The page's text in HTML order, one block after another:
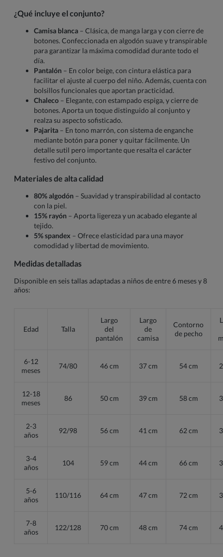
¿Qué incluye el conjunto?
Camisa blanca – Clásica, de manga larga y con cierre de
botones. Confeccionada en algodón suave y transpirable
para garantizar la máxima comodidad durante todo el
día.
Pantalón – En color beige, con cintura elástica para
facilitar el ajuste al cuerpo del niño. Además, cuenta con
bolsillos funcionales que aportan practicidad.
Chaleco – Elegante, con estampado espiga, y cierre de
botones. Aporta un toque distinguido al conjunto y
realza su aspecto sofisticado.
Pajarita – En tono marrón, con sistema de enganche
mediante botón para poner y quitar fácilmente. Un
detalle sutil pero importante que resalta el carácter
festivo del conjunto.
Materiales de alta calidad
80% algodón – Suavidad y transpirabilidad al contacto
con la piel.
15% rayón – Aporta ligereza y un acabado elegante al
tejido.
5% spandex – Ofrece elasticidad para una mayor
comodidad y libertad de movimiento.
Medidas detalladas
Disponible en seis tallas adaptadas a niños de entre 6 meses y 8
años:
Edad Talla
Largo
del
pantalón
Largo
de
camisa
Contorno
de pecho
6-12
meses
74/80 46 cm 37 cm 54 cm
12-18
meses
86 50 cm 39 cm 58 cm
2-3
años
92/98 56 cm 41 cm 62 cm
3-4
años
104 59 cm 44 cm 66 cm
5-6
años
110/116 64 cm 47 cm 72 cm
7-8
años
122/128 70 cm 48 cm 74 cm